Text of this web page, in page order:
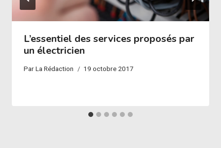
L’essentiel des services proposés par
un électricien
ParLa Rédaction 19 octobre 2017